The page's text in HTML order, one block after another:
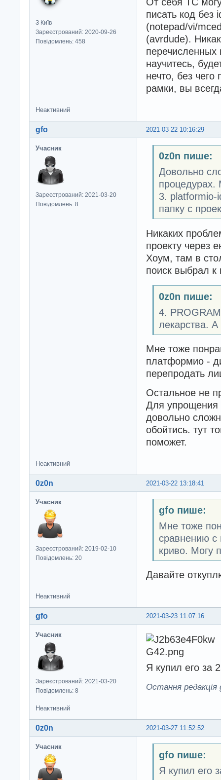
З Київ
Зареєстрований: 2020-09-26
Повідомлень: 458
писать код без
(notepad/vi/
(avrdude).
перечисленных
научитесь,
нечто, без чего
рамки, вы
Неактивний
2021-03-22 10:16:29
gfo
Учасник
Зареєстрований: 2021-03-20
Повідомлень: 8
0z0n пише:
Довольно
процедурах.
3. platformio-
папку с
Никаких
проекту через
Хоум, там в
поиск выбрал к
0z0n пише:
4.
лекарства. А
Мне тоже
платформио -
перепродать
Остальное не
Для
довольно
обойтись. тут
поможет.
Неактивний
2021-03-22 13:18:41
0z0n
Учасник
Зареєстрований: 2019-02-10
Повідомлень: 20
gfo пише:
Мне тоже
сравнению с
криво. Могу
Давайте
Неактивний
2021-03-23 11:07:16
gfo
Учасник
Зареєстрований: 2021-03-20
Повідомлень: 8
Я купил его за
Остання редакція
Неактивний
2021-03-27 11:52:52
0z0n
Учасник
gfo пише:
Я купил его